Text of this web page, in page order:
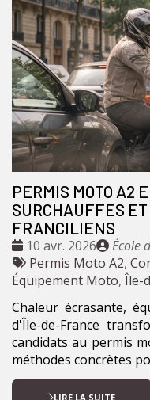
PERMIS MOTO A2
SURCHAUFFES
FRANCILIENS
Date
:
10 avr. 2026
Publié
par
École
Tags
:
Permis Moto A2,
Équipement Moto, Île-
Chaleur écrasante,
d'Île-de-France
candidats au permis
méthodes concrètes
LIRE LA SUITE